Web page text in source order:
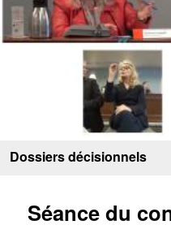
Dossiers décisionnels
Séance du